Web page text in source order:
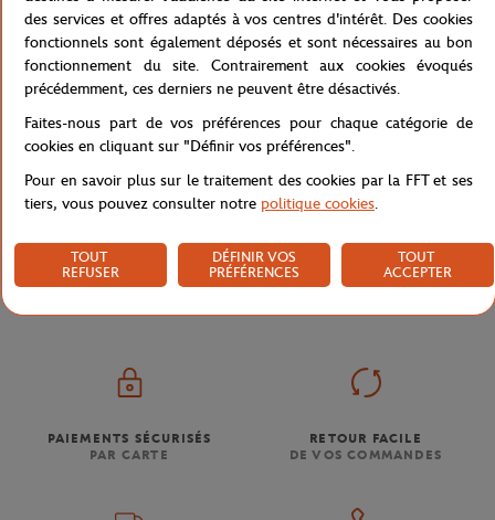
Livraison et retours
Boutique Souvenirs & Accessoires Maison
PAIEMENTS SÉCURISÉS
PAR CARTE
RETOUR FACILE
DE VOS COMMANDES
des services et offres adaptés à vos centres d'intérêt. Des cookies
fonctionnels sont également déposés et sont nécessaires au bon
fonctionnement du site. Contrairement aux cookies évoqués
précédemment, ces derniers ne peuvent être désactivés.
Faites-nous part de vos préférences pour chaque catégorie de
cookies en cliquant sur "Définir vos préférences".
Pour en savoir plus sur le traitement des cookies par la FFT et ses
tiers, vous pouvez consulter notre politique cookies.
TOUT
REFUSER
DÉFINIR VOS
PRÉFÉRENCES
TOUT
ACCEPTER